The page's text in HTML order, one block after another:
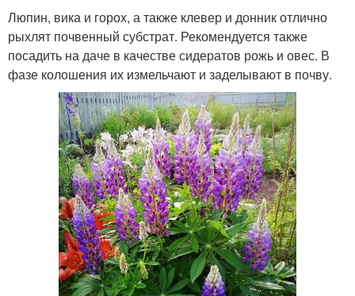
Люпин, вика и горох, а также клевер и донник отлично
рыхлят почвенный субстрат. Рекомендуется также
посадить на даче в качестве сидератов рожь и овес. В
фазе колошения их измельчают и заделывают в почву.